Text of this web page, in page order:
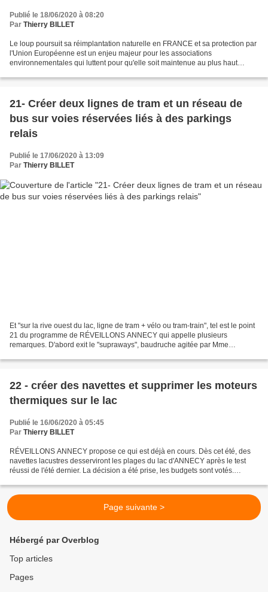
Publié le 18/06/2020 à 08:20
Par Thierry BILLET
Le loup poursuit sa réimplantation naturelle en FRANCE et sa protection par
l'Union Européenne est un enjeu majeur pour les associations
environnementales qui luttent pour qu'elle soit maintenue au plus haut
21- Créer deux lignes de tram et un réseau de
bus sur voies réservées liés à des parkings
relais
Publié le 17/06/2020 à 13:09
Par Thierry BILLET
Et "sur la rive ouest du lac, ligne de tram + vélo ou tram-train", tel est le point
21 du programme de RÉVEILLONS ANNECY qui appelle plusieurs
remarques. D'abord exit le "supraways", baudruche agitée par Mme
22 - créer des navettes et supprimer les moteurs
thermiques sur le lac
Publié le 16/06/2020 à 05:45
Par Thierry BILLET
RÉVEILLONS ANNECY propose ce qui est déjà en cours. Dès cet été, des
navettes lacustres desserviront les plages du lac d'ANNECY après le test
réussi de l'été dernier. La décision a été prise, les budgets sont votés.
Page suivante >
Hébergé par Overblog
Top articles
Pages